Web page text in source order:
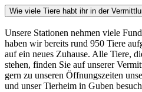
Wie viele Tiere habt ihr in der
Unsere Stationen nehmen viele
haben wir bereits rund 950 Tiere
auf ein neues Zuhause. Alle Tiere,
stehen, finden Sie auf unserer
gern zu unseren Öffnungszeiten
und unser Tierheim in Guben